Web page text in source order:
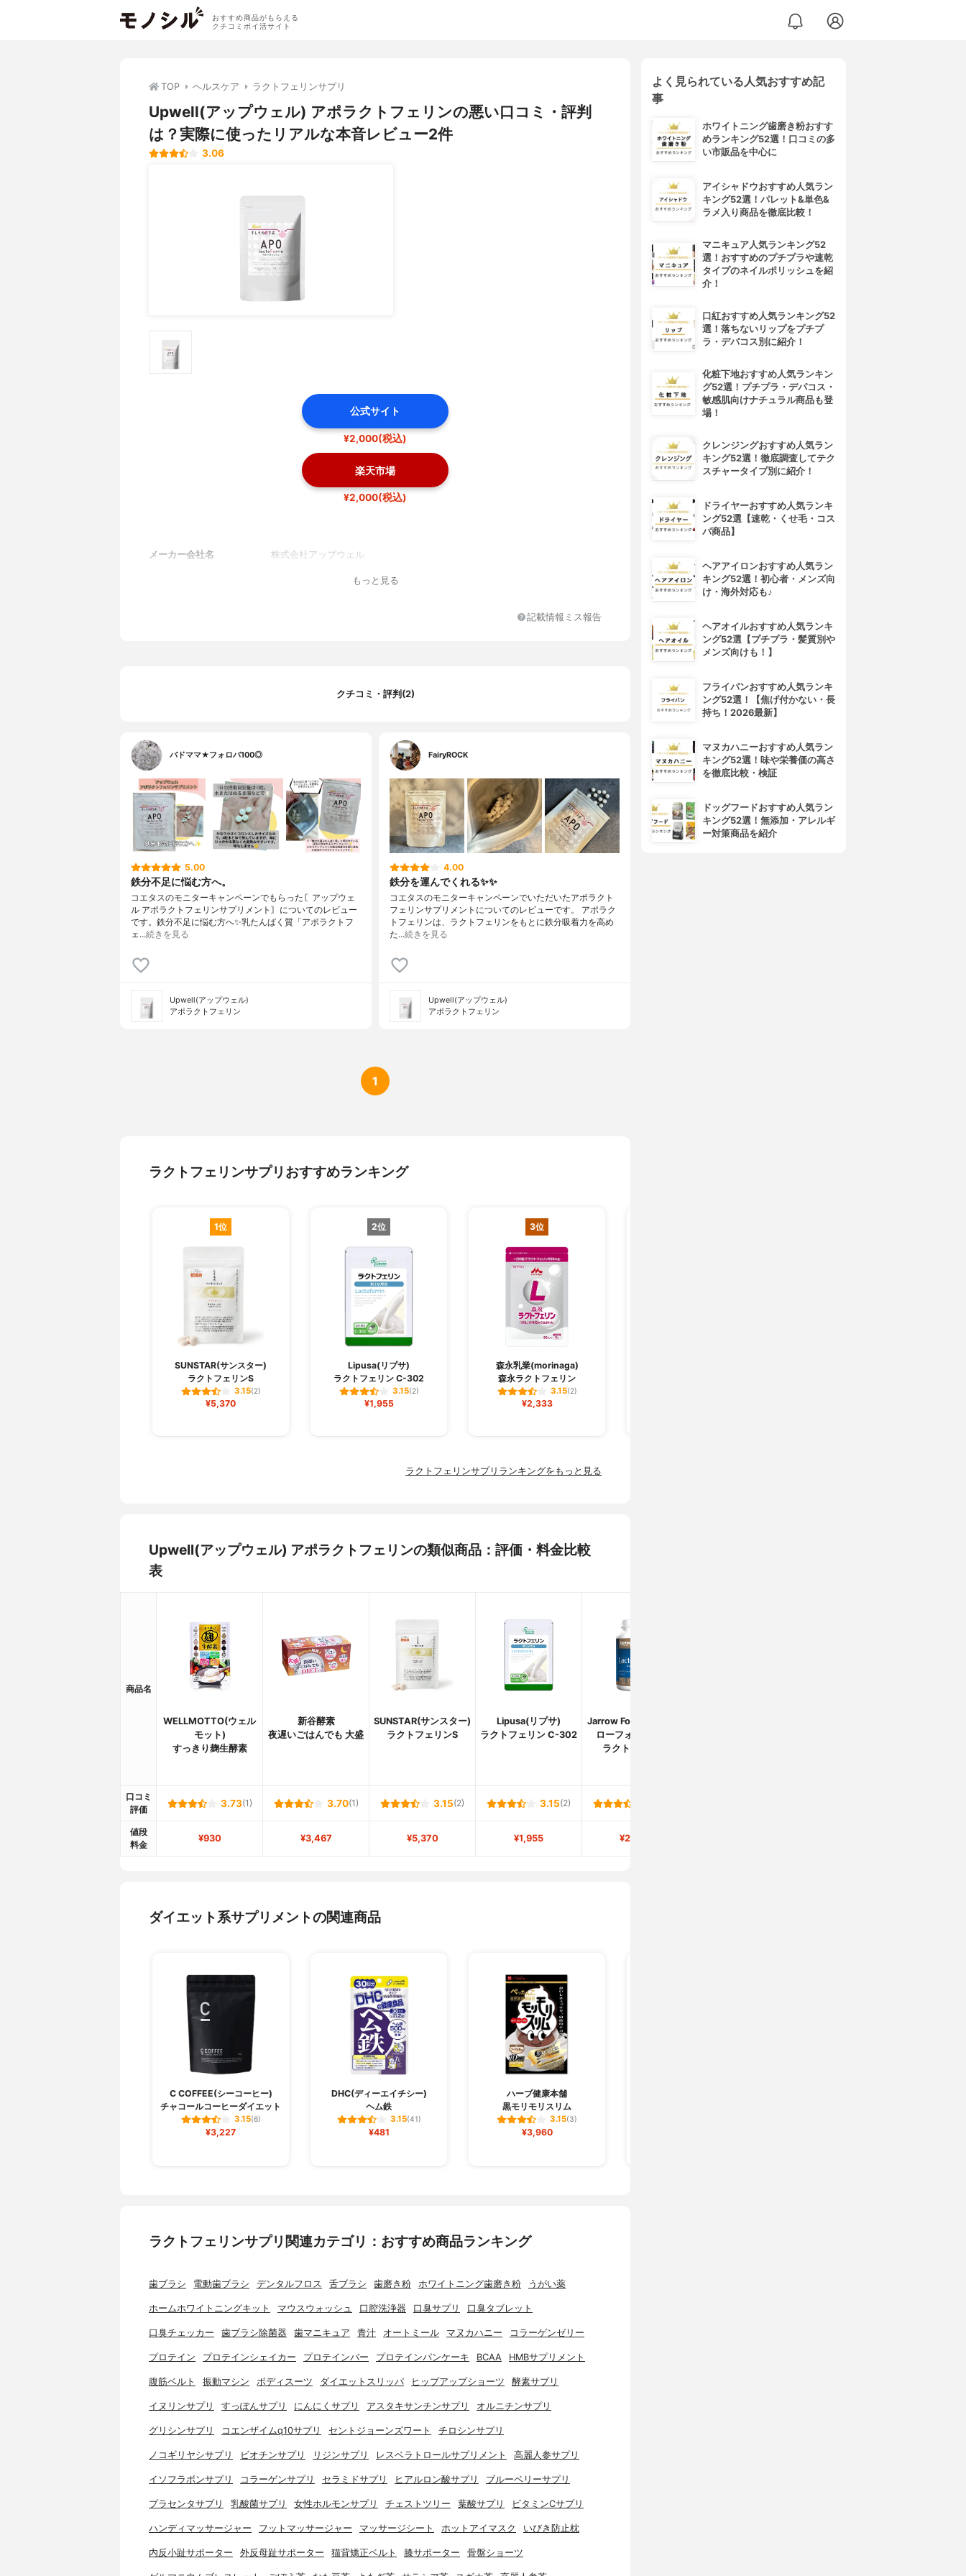
おすすめ商品がもらえる
クチコミポイ活サイト
TOP ヘルスケア ラクトフェリンサプリ
Upwell(アップウェル) アポラクトフェリンの悪い口コミ・評判
は？実際に使ったリアルな本音レビュー2件
3.06
公式サイト
¥2,000(税込)
楽天市場
¥2,000(税込)
メーカー会社名 株式会社アップウェル
もっと見る
記載情報ミス報告
クチコミ・評判(2)
バドママ★フォロバ100◎
5.00
鉄分不足に悩む方へ。
コエタスのモニターキャンペーンでもらった〘アップウェ
ル アポラクトフェリンサプリメント〙についてのレビュー
です。鉄分不足に悩む方へ✨乳たんぱく質「アポラクトフ
ェ…続きを見る
Upwell(アップウェル)
アポラクトフェリン
FairyROCK
4.00
鉄分を運んでくれる✨✨
コエタスのモニターキャンペーンでいただいたアポラクト
フェリンサプリメントについてのレビューです。 アポラク
トフェリンは、ラクトフェリンをもとに鉄分吸着力を高め
た…続きを見る
Upwell(アップウェル)
アポラクトフェリン
1
ラクトフェリンサプリおすすめランキング
1位
SUNSTAR(サンスター)
ラクトフェリンS
3.15(2)
¥5,370
2位
Lipusa(リプサ)
ラクトフェリン C-302
3.15(2)
¥1,955
3位
森永乳業(morinaga)
森永ラクトフェリン
3.15(2)
¥2,333
ラクトフェリンサプリランキングをもっと見る
Upwell(アップウェル) アポラクトフェリンの類似商品：評価・料金比較
表
商品名
WELLMOTTO(ウェル
モット)
すっきり麹生酵素
新谷酵素
夜遅いごはんでも 大盛
SUNSTAR(サンスター)
ラクトフェリンS
Lipusa(リプサ)
ラクトフェリン C-302
Jarrow Formulas(ジャ
ローフォーミュラ)
ラクトフェリン
口コミ
評価
3.73(1) 3.70(1) 3.15(2) 3.15(2)
値段
料金
¥930 ¥3,467 ¥5,370 ¥1,955 ¥2,890
ダイエット系サプリメントの関連商品
C COFFEE(シーコーヒー)
チャコールコーヒーダイエット
3.15(6)
¥3,227
DHC(ディーエイチシー)
ヘム鉄
3.15(41)
¥481
ハーブ健康本舗
黒モリモリスリム
3.15(3)
¥3,960
ラクトフェリンサプリ関連カテゴリ：おすすめ商品ランキング
歯ブラシ 電動歯ブラシ デンタルフロス 舌ブラシ 歯磨き粉 ホワイトニング歯磨き粉 うがい薬
ホームホワイトニングキット マウスウォッシュ 口腔洗浄器 口臭サプリ 口臭タブレット
口臭チェッカー 歯ブラシ除菌器 歯マニキュア 青汁 オートミール マヌカハニー コラーゲンゼリー
プロテイン プロテインシェイカー プロテインバー プロテインパンケーキ BCAA HMBサプリメント
腹筋ベルト 振動マシン ボディスーツ ダイエットスリッパ ヒップアップショーツ 酵素サプリ
イヌリンサプリ すっぽんサプリ にんにくサプリ アスタキサンチンサプリ オルニチンサプリ
グリシンサプリ コエンザイムq10サプリ セントジョーンズワート チロシンサプリ
ノコギリヤシサプリ ビオチンサプリ リジンサプリ レスベラトロールサプリメント 高麗人参サプリ
イソフラボンサプリ コラーゲンサプリ セラミドサプリ ヒアルロン酸サプリ ブルーベリーサプリ
プラセンタサプリ 乳酸菌サプリ 女性ホルモンサプリ チェストツリー 葉酸サプリ ビタミンCサプリ
ハンディマッサージャー フットマッサージャー マッサージシート ホットアイマスク いびき防止枕
内反小趾サポーター 外反母趾サポーター 猫背矯正ベルト 膝サポーター 骨盤ショーツ
よく見られている人気おすすめ記
事
ホワイトニング歯磨き粉おすす
めランキング52選！口コミの多
い市販品を中心に
アイシャドウおすすめ人気ラン
キング52選！パレット&単色&
ラメ入り商品を徹底比較！
マニキュア人気ランキング52
選！おすすめのプチプラや速乾
タイプのネイルポリッシュを紹
介！
口紅おすすめ人気ランキング52
選！落ちないリップをプチプ
ラ・デパコス別に紹介！
化粧下地おすすめ人気ランキン
グ52選！プチプラ・デパコス・
敏感肌向けナチュラル商品も登
場！
クレンジングおすすめ人気ラン
キング52選！徹底調査してテク
スチャータイプ別に紹介！
ドライヤーおすすめ人気ランキ
ング52選【速乾・くせ毛・コス
パ商品】
ヘアアイロンおすすめ人気ラン
キング52選！初心者・メンズ向
け・海外対応も♪
ヘアオイルおすすめ人気ランキ
ング52選【プチプラ・髪質別や
メンズ向けも！】
フライパンおすすめ人気ランキ
ング52選！【焦げ付かない・長
持ち！2026最新】
マヌカハニーおすすめ人気ラン
キング52選！味や栄養価の高さ
を徹底比較・検証
ドッグフードおすすめ人気ラン
キング52選！無添加・アレルギ
ー対策商品を紹介